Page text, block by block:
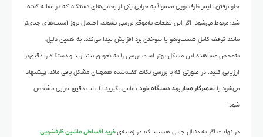
جلو نرفتن تایمر ظرفشویی معمولاً به خرابی یکی از بخش‌های دستگاه که در مقاله گفته
شد؛ مربوط می‌شود. اگر این قطعات به‌موقع بررسی نشوند، احتمال بروز آسیب‌های جدی‌تر
مانند توقف کامل شست‌وشو یا سوختن برد افزایش پیدا می‌کند. به همین دلیل،
به‌محض مشاهده این مشکل بهتر است بررسی را به تعویق نیندازید و دستگاه را دقیق‌تر
ارزیابی کنید. در صورتی که با بررسی نکات گفته‌شده همچنان مشکل باقی ماند، پیشنهاد
می‌شود با تعمیرکار مجاز برند دستگاه خود تماس بگیرید تا علت دقیق خرابی مشخص
شود.
در نهایت اگر به دنبال جایی هستید که در زمینه‌یخرید اقساطی ماشین ظرفشویی